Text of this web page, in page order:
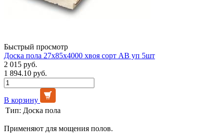
Быстрый просмотр
Доска пола 27х85х4000 хвоя сорт АВ уп 5шт
2 015 руб.
1 894.10 руб.
В корзину
Тип: Доска пола
Применяют для мощения полов.